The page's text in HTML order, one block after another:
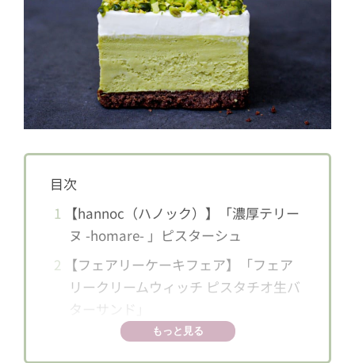
目次
1 【hannoc（ハノック）】「濃厚テリー
ヌ -homare- 」ピスターシュ
2 【フェアリーケーキフェア】「フェア
リークリームウィッチ ピスタチオ生バ
ターサンド」
【DEAN & DELUCA ＜ディーン＆デルー
もっと見る